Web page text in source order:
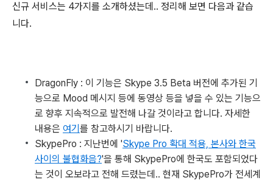
신규 서비스는 4가지를 소개하셨는데.. 정리해 보면 다음과 같습
니다.
DragonFly : 이 기능은 Skype 3.5 Beta 버전에 추가된 기
능으로 Mood 메시지 등에 동영상 등을 넣을 수 있는 기능으
로 향후 지속적으로 발전해 나갈 것이라고 합니다. 자세한
내용은 여기를 참고하시기 바랍니다.
SkypePro : 지난번에 'Skype Pro 확대 적용, 본사와 한국
사이의 불협화음?'을 통해 SkypePro에 한국도 포함되었다
는 것이 오보라고 전해 드렸는데.. 현재 SkypePro가 전세계